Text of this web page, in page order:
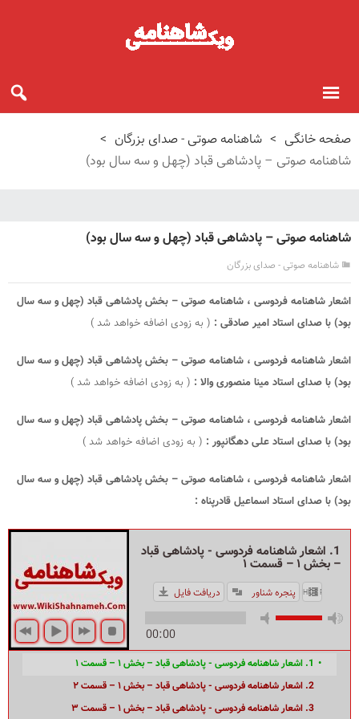
صفحه خانگی > شاهنامه صوتی - صدای بزرگان >
شاهنامه صوتی – پادشاهی قباد (چهل و سه سال بود)
شاهنامه صوتی – پادشاهی قباد (چهل و سه سال بود)
شاهنامه صوتی - صدای بزرگان
اشعار شاهنامه فردوسی ، شاهنامه صوتی – بخش پادشاهی قباد (چهل و سه سال
بود) با صدای استاد امیر صادقی : ( به زودی اضافه خواهد شد )
اشعار شاهنامه فردوسی ، شاهنامه صوتی – بخش پادشاهی قباد (چهل و سه سال
بود) با صدای استاد مینا منصوری والا : ( به زودی اضافه خواهد شد )
اشعار شاهنامه فردوسی ، شاهنامه صوتی – بخش پادشاهی قباد (چهل و سه سال
بود) با صدای استاد علی دهگانپور : ( به زودی اضافه خواهد شد )
اشعار شاهنامه فردوسی ، شاهنامه صوتی – بخش پادشاهی قباد (چهل و سه سال
بود) با صدای استاد اسماعیل قادرپناه :
1. اشعار شاهنامه فردوسی - پادشاهی قباد
– بخش ۱ – قسمت ۱
00:00
HIDE PLAYLIST پنجره شناور دریافت فایل
1. اشعار شاهنامه فردوسی - پادشاهی قباد – بخش ۱ – قسمت ۱
2. اشعار شاهنامه فردوسی - پادشاهی قباد – بخش ۱ – قسمت ۲
3. اشعار شاهنامه فردوسی - پادشاهی قباد – بخش ۱ – قسمت ۳